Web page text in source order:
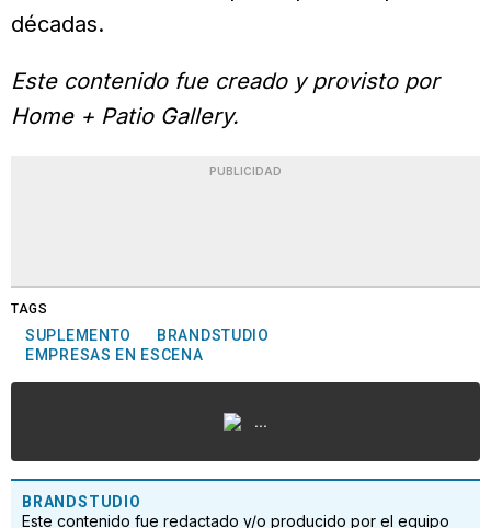
décadas.
Este contenido fue creado y provisto por
Home + Patio Gallery.
PUBLICIDAD
TAGS
SUPLEMENTO
BRANDSTUDIO
EMPRESAS EN ESCENA
...
BRANDSTUDIO
Este contenido fue redactado y/o producido por el equipo